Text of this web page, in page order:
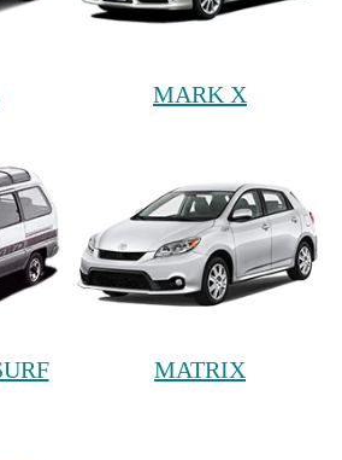
MARK X
MATRIX